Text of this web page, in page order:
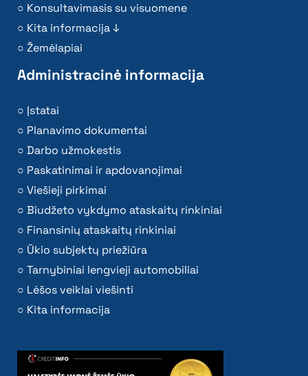
Konsultavimasis su visuomene
Kita informacija ↓
Žemėlapiai
Administracinė informacija
Įstatai
Planavimo dokumentai
Darbo užmokestis
Paskatinimai ir apdovanojimai
Viešieji pirkimai
Biudžeto vykdymo ataskaitų rinkiniai
Finansinių ataskaitų rinkiniai
Ūkio subjektų priežiūra
Tarnybiniai lengvieji automobiliai
Lėšos veiklai viešinti
Kita informacija